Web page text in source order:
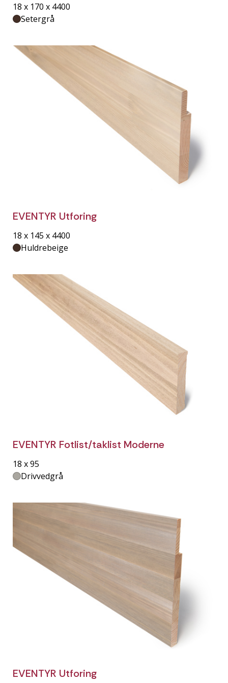
18 x 170 x 4400
Setergrå
EVENTYR Utforing
18 x 145 x 4400
Huldrebeige
EVENTYR Fotlist/taklist Moderne
18 x 95
Drivvedgrå
EVENTYR Utforing